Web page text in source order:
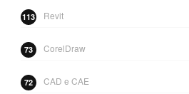
Revit
113
CorelDraw
73
CAD e CAE
72